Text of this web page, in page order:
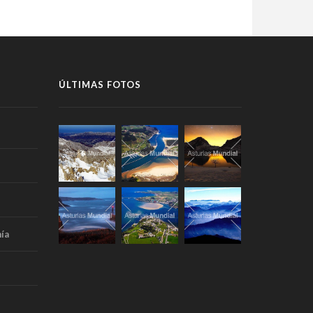
ÚLTIMAS FOTOS